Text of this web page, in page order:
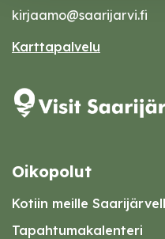
kirjaamo@saarijarvi.fi
Karttapalvelu
Oikopolut
Kotiin meille
Tapahtumakalenteri